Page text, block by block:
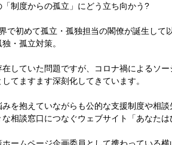
制度からの孤立」にどう立ち向かう?
で初めて孤立・孤独担当の閣僚が誕生し
・孤立対策。
在していた問題ですが、コロナ禍によるソ
てますます深刻化してきています。
みを抱えていながらも公的な支援制度や相
相談窓口につなぐウェブサイト「あなたは
ームページ企画委員として携わっている